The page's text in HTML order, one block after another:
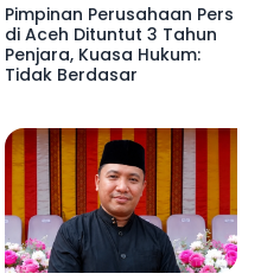
Pimpinan Perusahaan Pers
di Aceh Dituntut 3 Tahun
Penjara, Kuasa Hukum:
Tidak Berdasar